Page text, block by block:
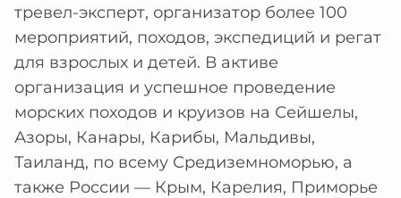
тревел-эксперт, организатор более 100
мероприятий, походов, экспедиций и регат
для взрослых и детей. В активе
организация и успешное проведение
морских походов и круизов на Сейшелы,
Азоры, Канары, Карибы, Мальдивы,
Таиланд, по всему Средиземноморью, а
также России — Крым, Карелия, Приморье